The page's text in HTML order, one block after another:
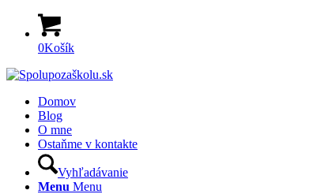
0Košík
Domov
Blog
O mne
Ostaňme v kontakte
Vyhľadávanie
Menu Menu